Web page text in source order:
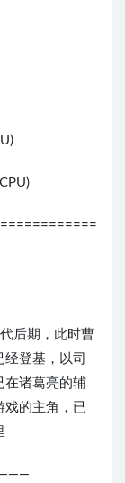
后期，此时曹
登基，以司
在诸葛亮的辅
戏的主角，已